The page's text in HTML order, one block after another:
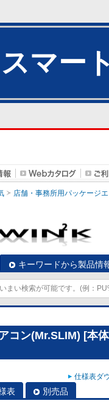
スマー
店舗・事務所用パッケージ
キーワードから製品情
コン(Mr.SLIM) [本
仕様表ダ
表 別売品